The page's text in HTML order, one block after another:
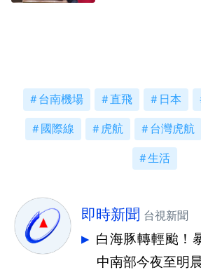
台南機場 直飛 日本
國際線 虎航 台灣虎航
生活
即時新聞 台視新聞
白海豚轉輕颱！
中南部今夜至明